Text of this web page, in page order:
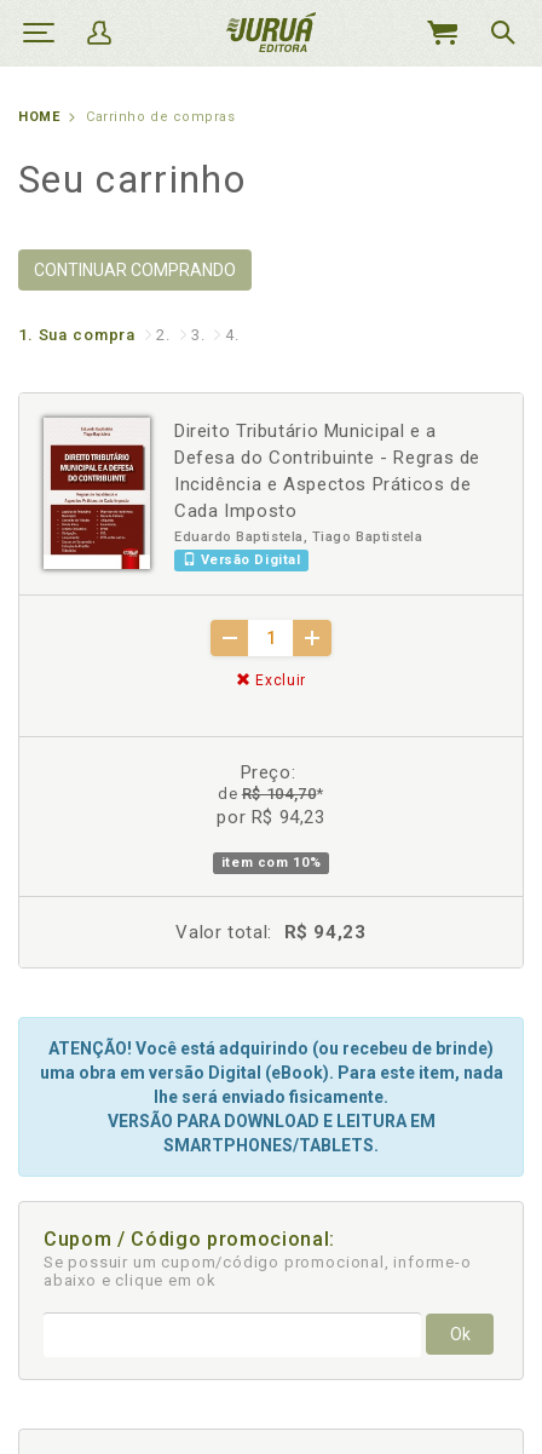
MEU
HOME Carrinho de compras
Seu carrinho
CONTINUAR COMPRANDO
1. Sua compra 2. 3. 4.
Direito Tributário Municipal e a
Defesa do Contribuinte - Regras de
Incidência e Aspectos Práticos de
Cada Imposto
Eduardo Baptistela, Tiago Baptistela
Versão Digital
Excluir
Preço:
deR$ 104,70*
por R$ 94,23
item com 10%
Valor total: R$ 94,23
ATENÇÃO! Você está adquirindo (ou recebeu de brinde)
uma obra em versão Digital (eBook). Para este item, nada
lhe será enviado fisicamente.
VERSÃO PARA DOWNLOAD E LEITURA EM
SMARTPHONES/TABLETS.
Cupom / Código promocional:
Se possuir um cupom/código promocional, informe-o
abaixo e clique em ok
Ok